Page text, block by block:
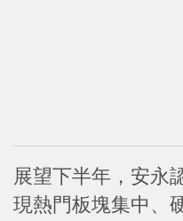
展望下半年，安永
現熱門板塊集中、